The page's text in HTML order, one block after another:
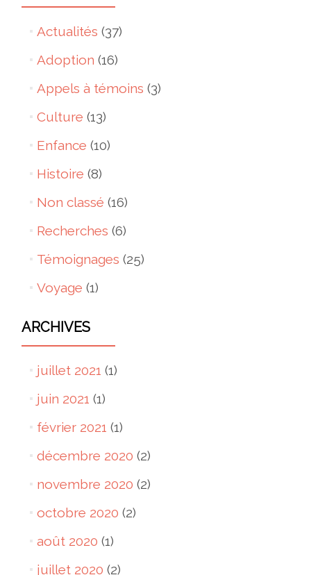
Actualités (37)
Adoption (16)
Appels à témoins (3)
Culture (13)
Enfance (10)
Histoire (8)
Non classé (16)
Recherches (6)
Témoignages (25)
Voyage (1)
ARCHIVES
juillet 2021 (1)
juin 2021 (1)
février 2021 (1)
décembre 2020 (2)
novembre 2020 (2)
octobre 2020 (2)
août 2020 (1)
juillet 2020 (2)